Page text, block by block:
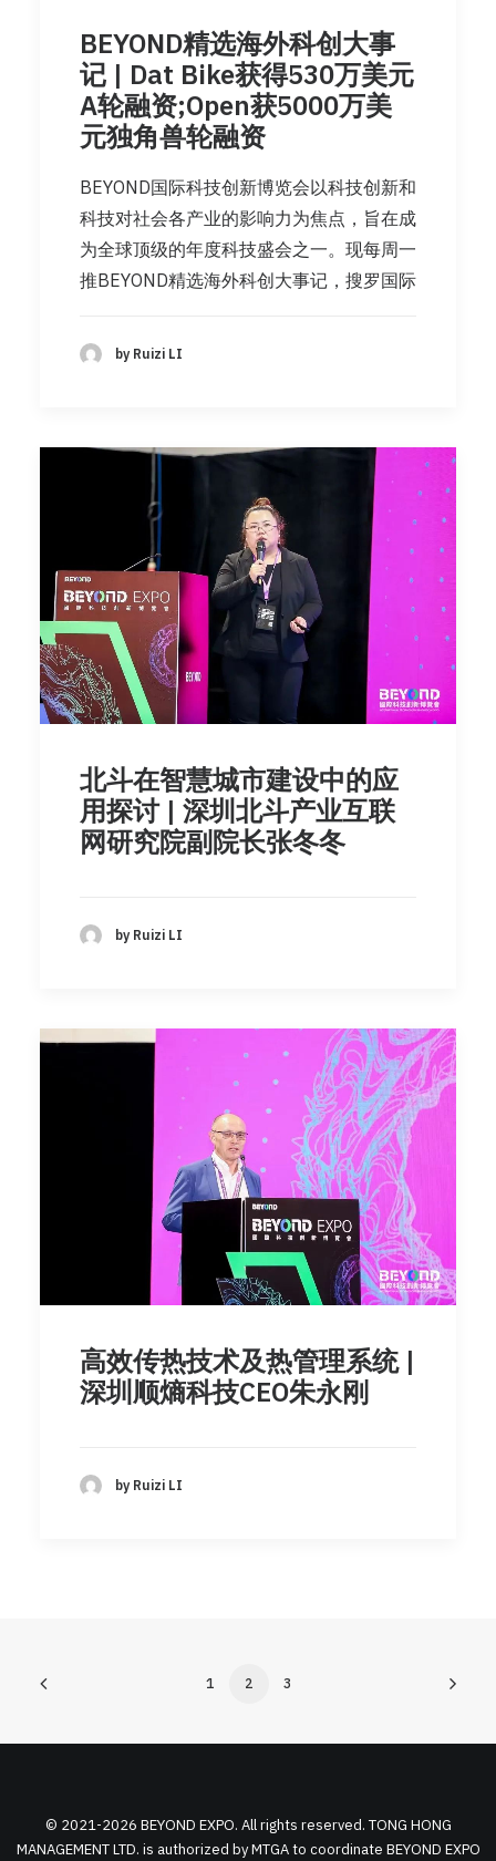
BEYOND精选海外科创大事
记 | Dat Bike获得530万美元
A轮融资;Open获5000万美
元独角兽轮融资
BEYOND国际科技创新博览会以科技创新和
科技对社会各产业的影响力为焦点，旨在成
为全球顶级的年度科技盛会之一。现每周一
推BEYOND精选海外科创大事记，搜罗国际
by Ruizi LI
北斗在智慧城市建设中的应
用探讨 | 深圳北斗产业互联
网研究院副院长张冬冬
by Ruizi LI
高效传热技术及热管理系统 |
深圳顺熵科技CEO朱永刚
by Ruizi LI
1 2 3
© 2021-2026 BEYOND EXPO. All rights reserved. TONG HONG
MANAGEMENT LTD. is authorized by MTGA to coordinate BEYOND EXPO